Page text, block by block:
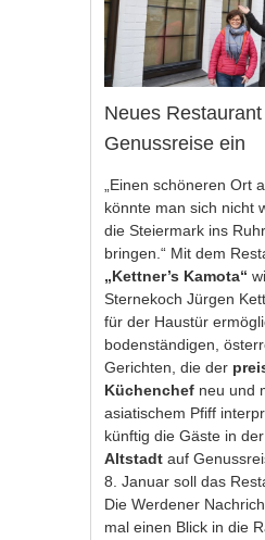
Neues
Genussreise ein
„Einen schöneren Ort
könnte man sich nicht
die Steiermark ins
bringen.“ Mit dem
„Kettner’s Kamota“
Sternekoch Jürgen
für der Haustür
bodenständigen,
Gerichten, die der
Küchenchef neu und
asiatischem Pfiff
künftig die Gäste in
Altstadtauf
8. Januar soll das
Die Werdener
mal einen Blick in die